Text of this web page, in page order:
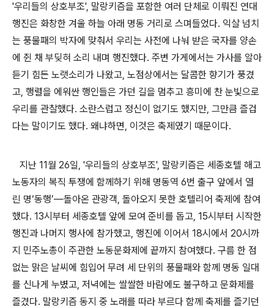
'우리들의 상호부조', 말랑키즘을 포함한 여러 단체로 이뤄진 연대
행진은 화창한 겨울 하늘 아래 명동 거리로 스며들었다. 익살 넘치
는 풍물패의 박자에 맞춰서 우리는 사전에 나눠 받은 국자를 양손
에 쥔 채 부딪혀 소리 내며 행진했다. 주변 가게에서는 가사를 알아
듣기 힘든 노랫소리가 나왔고, 노점상에서는 달콤한 향기가 풍겼
고, 행렬을 에워싼 행인들은 가던 길을 멈추고 흥미에 찬 눈빛으로
우리를 관찰했다. 소란스럽고 정신이 없기도 했지만, 그만큼 즐겁
다는 말이기도 했다. 왜냐하면, 이것은 축제였기 때문이다.
지난 11월 26일, '우리들의 상호부조', 말랑키즘은 세종호텔 해고
노동자의 복직 투쟁에 함께하기 위해 명동역 6번 출구 앞에서 열
린 명‘동행’―돌아온 관광객, 돌아오지 못한 호텔리어 축제에 참여
했다. 13시부터 세종호텔 앞에 모여 준비를 돕고, 15시부터 시작한
행진과 나머지 행사에 참가했고, 행진에 이어서 18시에서 20시까
지 민주노총이 주관한 노동문화제에 끝까지 참여했다. 구름 한 점
없는 맑은 날씨에 힘입어 무려 세 단위의 풍물패와 함께 명동 일대
를 신나게 누볐고, 저녁에는 쌀쌀한 바람에도 불구하고 문화제를
즐겼다. 말랑키즘 동지 중 노래를 따라 부르다 함께 축제를 즐기던